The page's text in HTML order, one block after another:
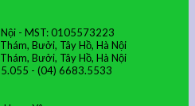
- MST: 0105573223
Bưởi, Tây Hồ, Hà Nội
Bưởi, Tây Hồ, Hà Nội
- (04) 6683.5533